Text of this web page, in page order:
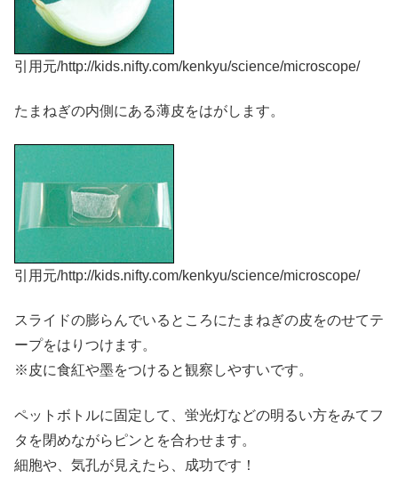
引用元/http://kids.nifty.com/kenkyu/science/microscope/
たまねぎの内側にある薄皮をはがします。
引用元/http://kids.nifty.com/kenkyu/science/microscope/
スライドの膨らんでいるところにたまねぎの皮をのせてテ
ープをはりつけます。
※皮に食紅や墨をつけると観察しやすいです。
ペットボトルに固定して、蛍光灯などの明るい方をみてフ
タを閉めながらピンとを合わせます。
細胞や、気孔が見えたら、成功です！